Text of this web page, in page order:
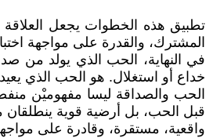
تطبيق هذه الخطوات يجعل العلاقة
المشترك، والقدرة على مواجهة
في النهاية، الحب الذي يولد من
خداع أو استغلال. هو الحب الذي
الحب والصداقة ليسا مفهوميْن
قبل الحب، بل أرضية قوية
واقعية، مستقرة، وقادرة على